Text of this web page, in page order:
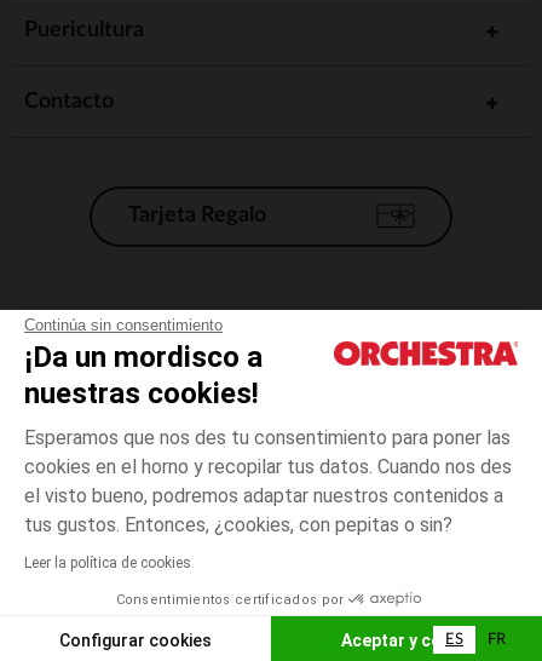
Continúa sin consentimiento
¡Da un mordisco a
nuestras cookies!
Esperamos que nos des tu consentimiento para poner las
cookies en el horno y recopilar tus datos. Cuando nos des
el visto bueno, podremos adaptar nuestros contenidos a
tus gustos. Entonces, ¿cookies, con pepitas o sin?
Leer la política de cookies
Consentimientos certificados por
Configurar cookies Aceptar y cerrar
Crudo
3
meses
El pago medidante
AÑADIR A LA CESTA
Puericultura
Contacto
Tarjeta Regalo
Condiciones generales de venta
Aviso Legal
*Condiciones de las ofertas actuales
Gestión de las cookies
Accesibilidad: no conforme
Orchestra adhiere al código de ética de la Federación Francesa de comercio
electrónico y venta a distancia (FEVAD) y al sistema de mediación de
ES FR